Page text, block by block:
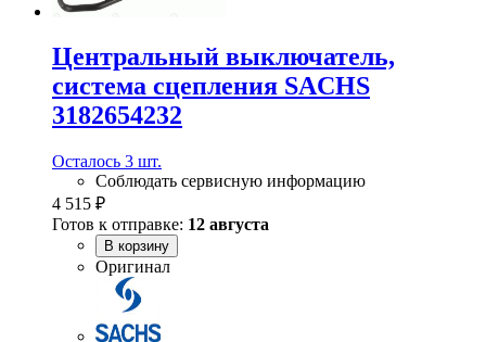
Центральный выключатель,
система сцепления SACHS
3182654232
Осталось 3 шт.
Соблюдать сервисную информацию
4 515 ₽
Готов к отправке: 12 августа
В корзину
Оригинал